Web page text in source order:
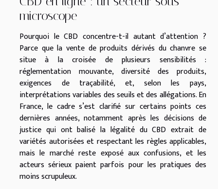
microscope
Pourquoi le CBD concentre-t-il autant d’attention ?
Parce que la vente de produits dérivés du chanvre se
situe à la croisée de plusieurs sensibilités :
réglementation mouvante, diversité des produits,
exigences de traçabilité, et, selon les pays,
interprétations variables des seuils et des allégations. En
France, le cadre s’est clarifié sur certains points ces
dernières années, notamment après les décisions de
justice qui ont balisé la légalité du CBD extrait de
variétés autorisées et respectant les règles applicables,
mais le marché reste exposé aux confusions, et les
acteurs sérieux paient parfois pour les pratiques des
moins scrupuleux.